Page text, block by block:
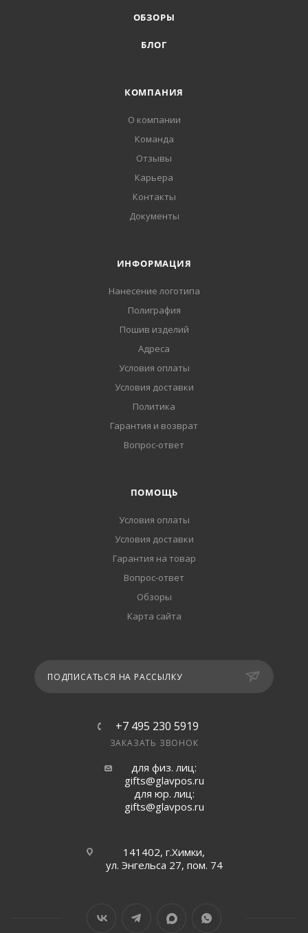
ОБЗОРЫ
БЛОГ
КОМПАНИЯ
О компании
Команда
Отзывы
Карьера
Контакты
Документы
ИНФОРМАЦИЯ
Нанесение логотипа
Полиграфия
Пошив изделий
Адреса
Условия оплаты
Условия доставки
Политика
Гарантия и возврат
Вопрос-ответ
ПОМОЩЬ
Условия оплаты
Условия доставки
Гарантия на товар
Вопрос-ответ
Обзоры
Карта сайта
ПОДПИСАТЬСЯ НА РАССЫЛКУ
+7 495 230 5919
ЗАКАЗАТЬ ЗВОНОК
для физ. лиц:
gifts@glavpos.ru
для юр. лиц:
gifts@glavpos.ru
141402, г.Химки,
ул. Энгельса 27, пом. 74